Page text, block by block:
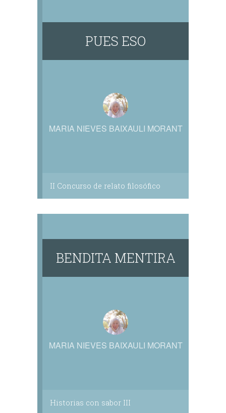
PUES ESO
MARIA NIEVES BAIXAULI MORANT
II Concurso de relato filosófico
BENDITA MENTIRA
MARIA NIEVES BAIXAULI MORANT
Historias con sabor III